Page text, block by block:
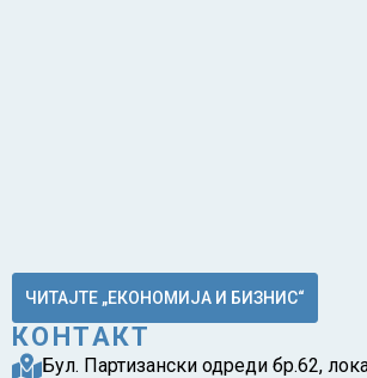
ЧИТАЈТЕ „ЕКОНОМИЈА И БИЗНИС“
КОНТАКТ
Бул. Партизански одреди бр.62,